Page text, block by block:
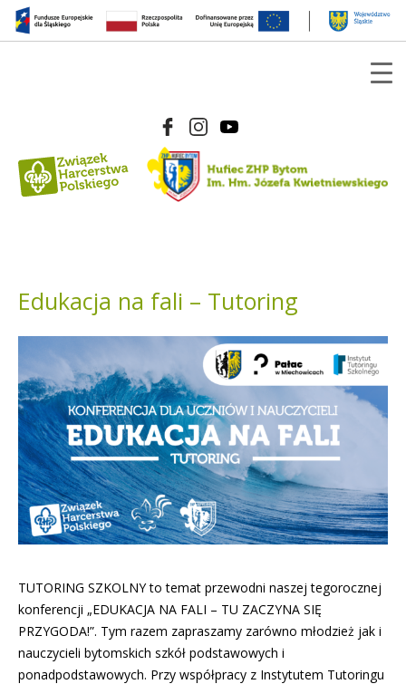
Edukacja na fali – Tutoring
TUTORING SZKOLNY to temat przewodni naszej tegorocznej
konferencji „EDUKACJA NA FALI – TU ZACZYNA SIĘ
PRZYGODA!”. Tym razem zapraszamy zarówno młodzież jak i
nauczycieli bytomskich szkół podstawowych i
ponadpodstawowych. Przy współpracy z Instytutem Tutoringu